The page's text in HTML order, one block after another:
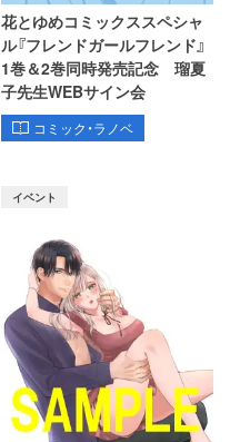
花とゆめコミックススペシャ
ル『フレンドガールフレンド』
1巻＆2巻同時発売記念 瑠夏
子先生WEBサイン会
コミック・ラノベ
イベント